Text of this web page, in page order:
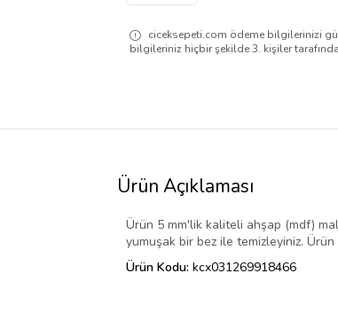
ciceksepeti.com ödeme bilgilerinizi
bilgileriniz hiçbir şekilde 3. kişiler
Ürün Açıklaması
Ürün 5 mm'lik kaliteli ahşap (mdf)
yumuşak bir bez ile temizleyiniz.
Ürün Kodu: kcx031269918466